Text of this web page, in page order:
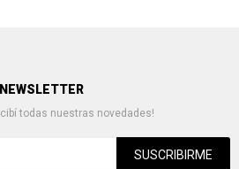
NEWSLETTER
todas nuestras novedades!
SUSCRIBIRME